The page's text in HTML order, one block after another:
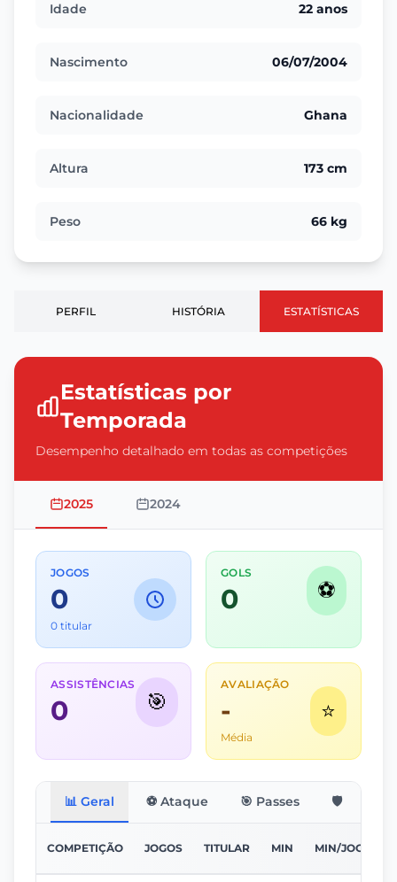
Idade 22 anos
Nascimento 06/07/2004
Nacionalidade Ghana
Altura 173 cm
Peso 66 kg
PERFIL HISTÓRIA ESTATÍSTICAS
Estatísticas por
Temporada
Desempenho detalhado em todas as competições
2025 2024
JOGOS
0
0 titular
GOLS
0 ⚽
ASSISTÊNCIAS
0 🎯
AVALIAÇÃO
-
Média
⭐
📊 Geral ⚽ Ataque 🎯 Passes 🛡️ Defesa
COMPETIÇÃO JOGOS TITULAR MIN MIN/JOGO